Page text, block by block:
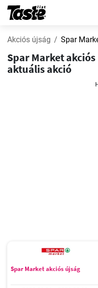
Akciós újság Spar
Spar Market
aktuális akció
Spar Market akciós újság